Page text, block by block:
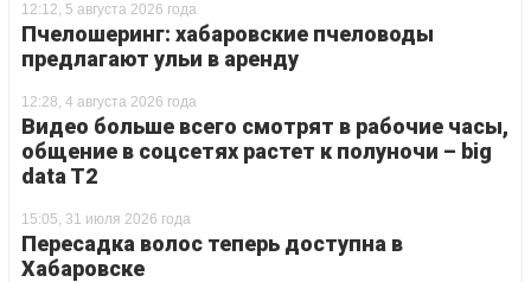
12:12, 5 августа 2026 года
Пчелошеринг: хабаровские пчеловоды
предлагают ульи в аренду
12:28, 4 августа 2026 года
Видео больше всего смотрят в рабочие часы,
общение в соцсетях растет к полуночи – big
data T2
15:05, 31 июля 2026 года
Пересадка волос теперь доступна в
Хабаровске